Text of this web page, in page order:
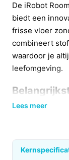
De iRobot
biedt een
frisse vloer
combineert
waardoor je
leefomgeving.
Met de
Efficiënte
Lees meer